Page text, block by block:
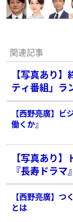
関連記事
【写真あり
ティ番組」ラ
『さんま御殿
【西野亮廣】
働くか』
【写真あり
『長寿ドラ
「孤独のグル
【西野亮廣】
とは